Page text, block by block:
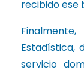
recibido ese
Estadística,
servicio